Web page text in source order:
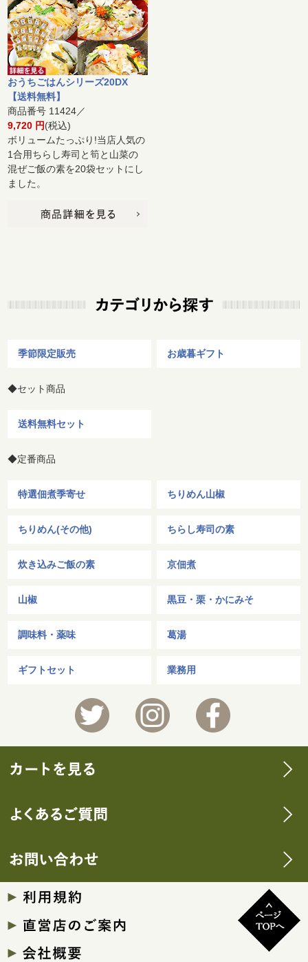
おうちごはんシリーズ20DX
【送料無料】
商品番号 11424／
9,720 円(税込)
ボリュームたっぷり!当店人気の
1合用ちらし寿司と筍と山菜の
混ぜご飯の素を20袋セットにし
ました。
季節限定販売 お歳暮ギフト
◆セット商品
送料無料セット
◆定番商品
特選佃煮季寄せ ちりめん山椒
ちりめん(その他) ちらし寿司の素
炊き込みご飯の素 京佃煮
山椒 黒豆・栗・かにみそ
調味料・薬味 葛湯
ギフトセット 業務用